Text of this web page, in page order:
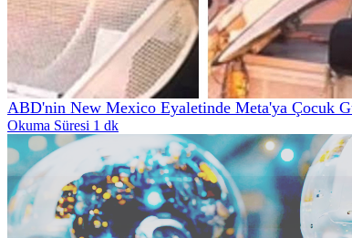
ABD'nin New Mexico Eyaletinde Meta'ya Çocuk
Okuma Süresi 1 dk